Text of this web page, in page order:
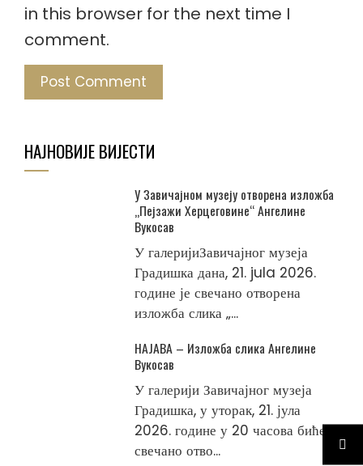
in this browser for the next time I
comment.
НАЈНОВИЈЕ ВИЈЕСТИ
У Завичајном музеју отворена изложба
„Пејзажи Херцеговине“ Ангелине
Вукосав
У галеријиЗавичајног музеја
Градишка дана, 21. jula 2026.
године је свечано отворена
изложба слика „...
НАЈАВА – Изложба слика Ангелине
Вукосав
У галерији Завичајног музеја
Градишка, у уторак, 21. јула
2026. године у 20 часова биће
свечано отво...